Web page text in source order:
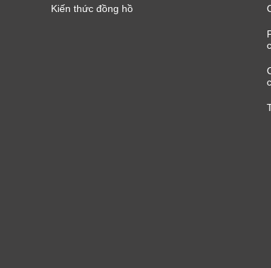
Kiến thức đồng hồ